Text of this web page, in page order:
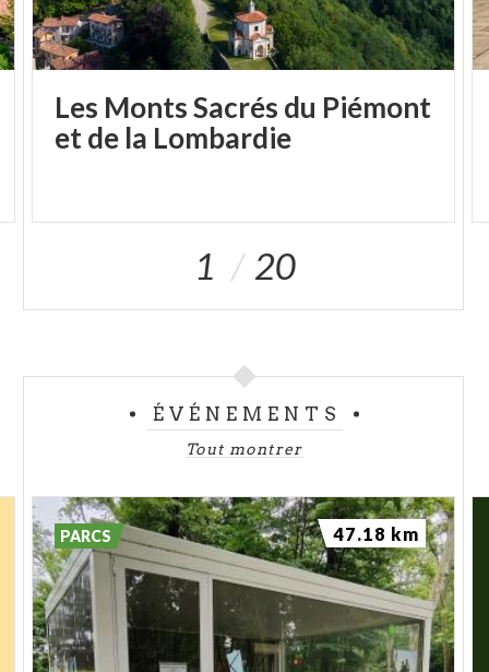
Les Monts Sacrés du Piémont
et de la Lombardie
1 20
ÉVÉNEMENTS
Tout montrer
PARCS 47.18 km